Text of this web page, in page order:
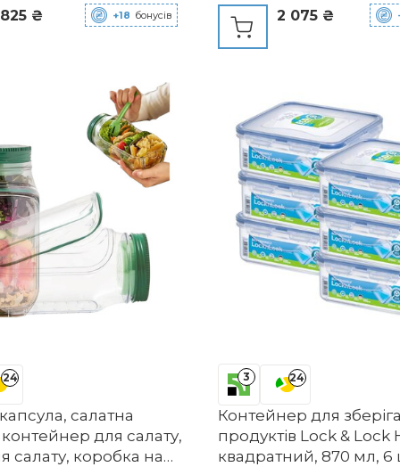
форма для тіста для
для тіста для
для тіста для піци, 1
825 ₴ +18 бонусів 2 075 ₴
24
салатна
для салату,
салату, коробка на
3 24
Контейнер для
продуктів Lock & Lock
квадратний, 870 мл, 6